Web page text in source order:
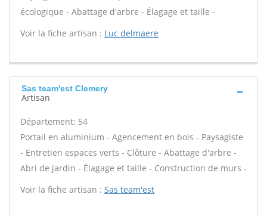
écologique - Abattage d'arbre - Élagage et taille -
Voir la fiche artisan : Luc delmaere
Sas team'est Clemery
Artisan
Département: 54
Portail en aluminium - Agencement en bois - Paysagiste
- Entretien espaces verts - Clôture - Abattage d'arbre -
Abri de jardin - Élagage et taille - Construction de murs -
Voir la fiche artisan : Sas team'est